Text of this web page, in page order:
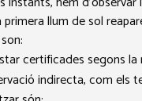
llum de sol
certificades segons la
indirecta, com